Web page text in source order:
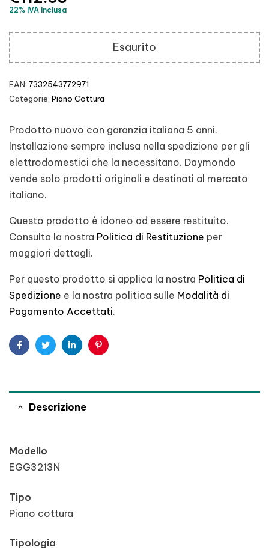
22% IVA Inclusa
Esaurito
EAN: 7332543772971
Categorie: Piano Cottura
Prodotto nuovo con garanzia italiana 5 anni.
Installazione sempre inclusa nella spedizione per gli
elettrodomestici che la necessitano. Daymondo
vende solo prodotti originali e destinati al mercato
italiano.
Questo prodotto è idoneo ad essere restituito.
Consulta la nostra Politica di Restituzione per
maggiori dettagli.
Per questo prodotto si applica la nostra Politica di
Spedizione e la nostra politica sulle Modalità di
Pagamento Accettati.
FacebookTwitterLinkedinPinterest
Descrizione
Modello
EGG3213N
Tipo
Piano cottura
Tipologia